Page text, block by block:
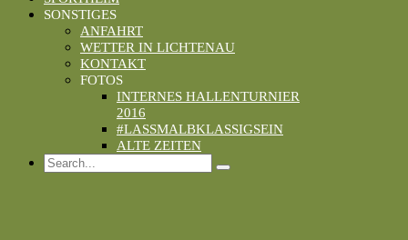
SONSTIGES
ANFAHRT
WETTER IN LICHTENAU
KONTAKT
FOTOS
INTERNES HALLENTURNIER
2016
#LASSMALBKLASSIGSEIN
ALTE ZEITEN
Search